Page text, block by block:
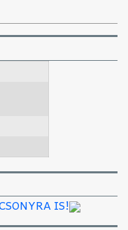
IS!